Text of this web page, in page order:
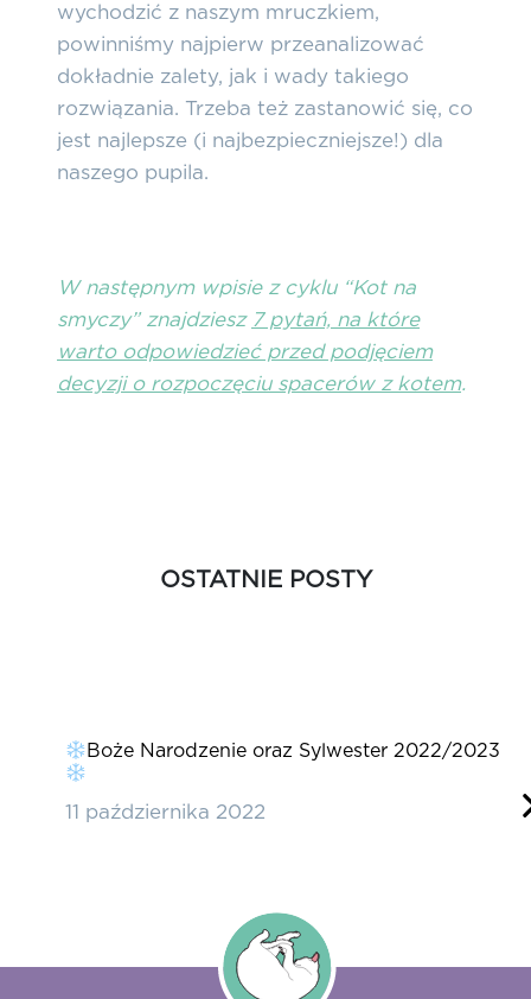
wychodzić z naszym mruczkiem,
powinniśmy najpierw przeanalizować
dokładnie zalety, jak i wady takiego
rozwiązania. Trzeba też zastanowić się, co
jest najlepsze (i najbezpieczniejsze!) dla
naszego pupila.
W następnym wpisie z cyklu “Kot na
smyczy” znajdziesz 7 pytań, na które
warto odpowiedzieć przed podjęciem
decyzji o rozpoczęciu spacerów z kotem.
OSTATNIE POSTY
Boże Narodzenie oraz Sylwester 2022/2023
11 października 2022